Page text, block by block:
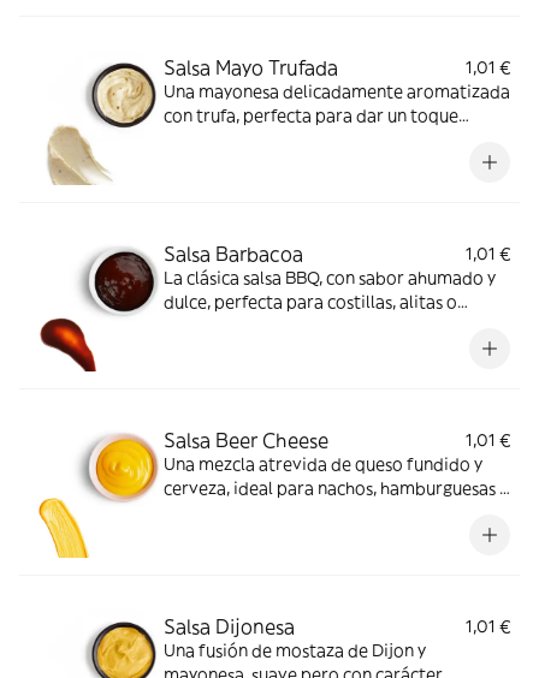
Salsa Mayo Trufada
1,01 €
Una mayonesa delicadamente aromatizada
con trufa, perfecta para dar un toque
Salsa Barbacoa
1,01 €
La clásica salsa BBQ, con sabor ahumado y
dulce, perfecta para costillas, alitas o
Salsa Beer Cheese
1,01 €
Una mezcla atrevida de queso fundido y
cerveza, ideal para nachos, hamburguesas o
Salsa Dijonesa
1,01 €
Una fusión de mostaza de Dijon y